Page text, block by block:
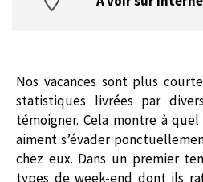
Nos vacances sont plus
statistiques livrées par
témoigner. Cela montre à
aiment s’évader
chez eux. Dans un premier
types de week-end dont ils